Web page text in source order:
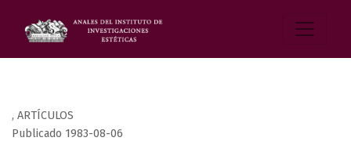
, ARTÍCULOS
Publicado 1983-08-06